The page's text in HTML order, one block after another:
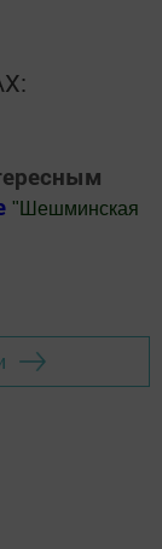
" Шешминская